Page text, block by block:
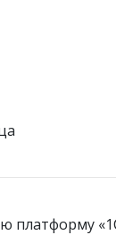
платформу